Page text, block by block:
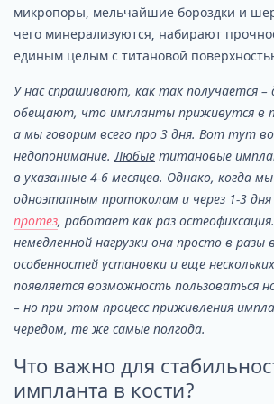
микропоры, мельчайшие бороздки и
чего минерализуются, набирают
единым целым с титановой
У нас спрашивают, как так получается –
обещают, что импланты приживутся в
а мы говорим всего про 3 дня. Вот тут
недопонимание.Любые титановые
в указанные 4-6 месяцев. Однако, когда
одноэтапным протоколам и через 1-3 дня
протез, работает как раз
немедленной нагрузки она просто в разы
особенностей установки и еще
появляется возможность пользоваться
– но при этом процесс приживления
чередом, те же самые полгода.
Что важно для
импланта в кости?